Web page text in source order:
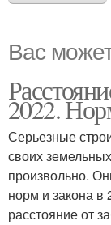
Вас
2022.
Серьезные
своих
произвольно.
норм и закона в
расстояние от